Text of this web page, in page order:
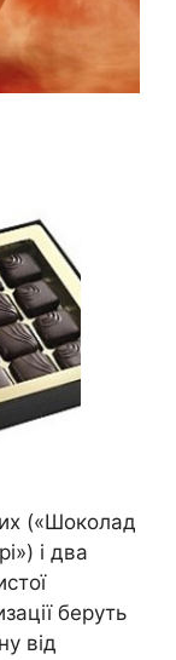
(«Шоколад
і два
беруть
від